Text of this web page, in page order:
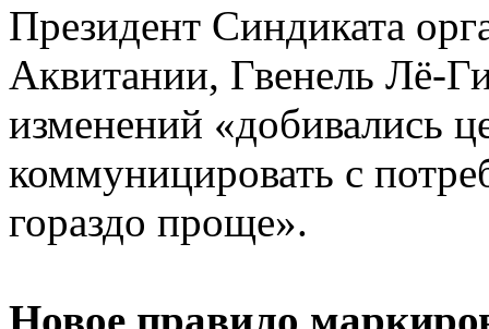
Президент Синдиката
Аквитании, Гвенель Лё-
изменений «добивались
коммуницировать с
гораздо проще».
Новое правило